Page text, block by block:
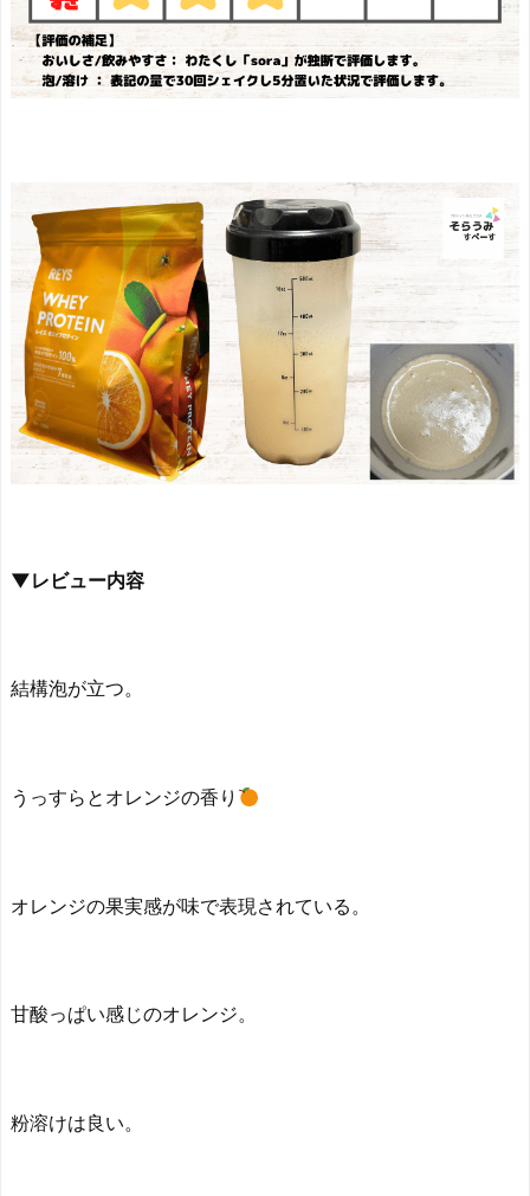
▼レビュー内容
結構泡が立つ。
うっすらとオレンジの香り
オレンジの果実感が味で表現されている。
甘酸っぱい感じのオレンジ。
粉溶けは良い。